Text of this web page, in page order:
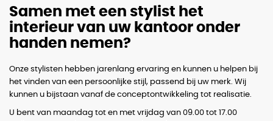
Samen met een stylist het
interieur van uw kantoor onder
handen nemen?
Onze stylisten hebben jarenlang ervaring en kunnen u helpen bij
het vinden van een persoonlijke stijl, passend bij uw merk. Wij
kunnen u bijstaan vanaf de conceptontwikkeling tot realisatie.
U bent van maandag tot en met vrijdag van 09.00 tot 17.00